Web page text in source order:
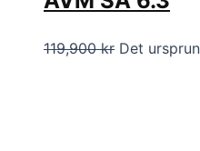
119,900kr Det